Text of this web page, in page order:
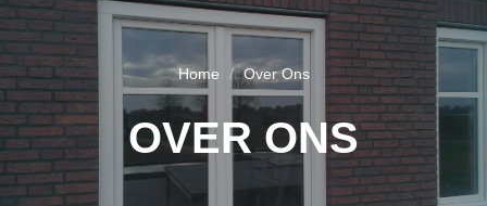
Home Over Ons
OVER ONS